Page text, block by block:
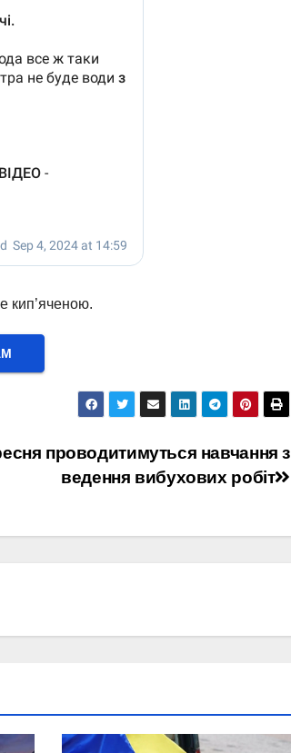
кип’яченою.
проводитимуться навчання з
ведення вибухових робіт